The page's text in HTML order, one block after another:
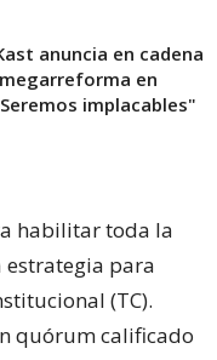
anuncia en cadena
en
implacables"
habilitar toda la
estrategia para
(TC).
quórum calificado